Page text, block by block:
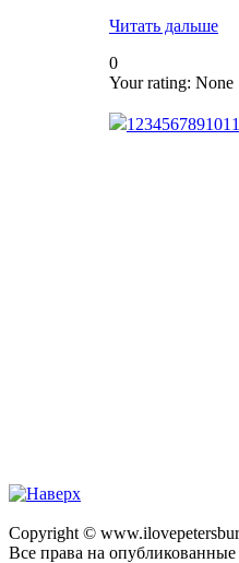
Читать дальше
0
Your rating: None
1 234567891011
Copyright ©
Все права на